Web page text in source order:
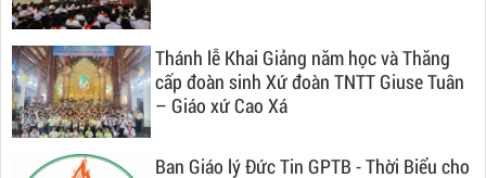
Thánh lễ Khai Giảng năm học và Thăng
cấp đoàn sinh Xứ đoàn TNTT Giuse Tuân
– Giáo xứ Cao Xá
Ban Giáo lý Đức Tin GPTB - Thời Biểu cho